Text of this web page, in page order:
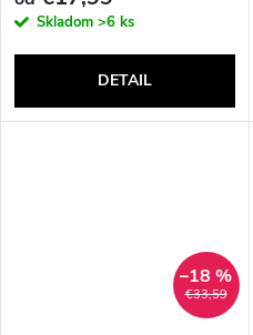
Skladom >6 ks
DETAIL
€33,59
–18 %